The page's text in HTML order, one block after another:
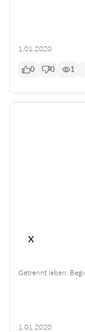
1.01.2020
0 0 1
x
Getrennt leben:
1.01.2020